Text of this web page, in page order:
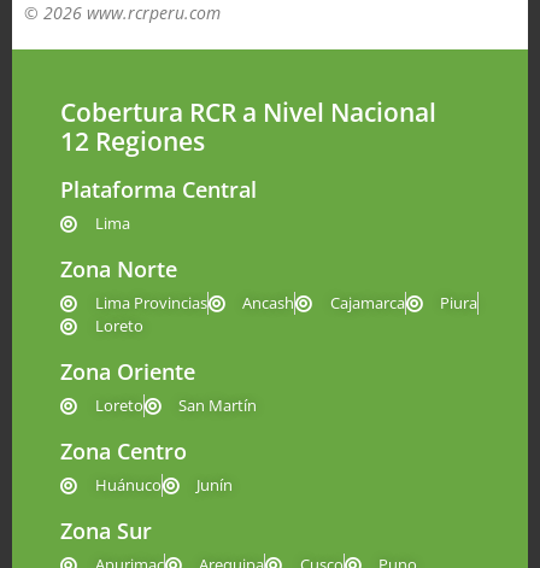
© 2026 www.rcrperu.com
Cobertura RCR a Nivel Nacional
12 Regiones
Plataforma Central
Lima
Zona Norte
Lima Provincias Ancash Cajamarca
Piura
Loreto
Zona Oriente
Loreto San Martín
Zona Centro
Huánuco Junín
Zona Sur